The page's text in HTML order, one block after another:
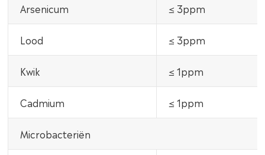
Arsenicum ≤ 3ppm
Lood ≤ 3ppm
Kwik ≤ 1ppm
Cadmium ≤ 1ppm
Microbacteriën